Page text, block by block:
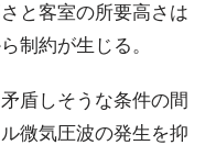
と客室の所要高さは
制約が生じる。
盾しそうな条件の間
微気圧波の発生を抑